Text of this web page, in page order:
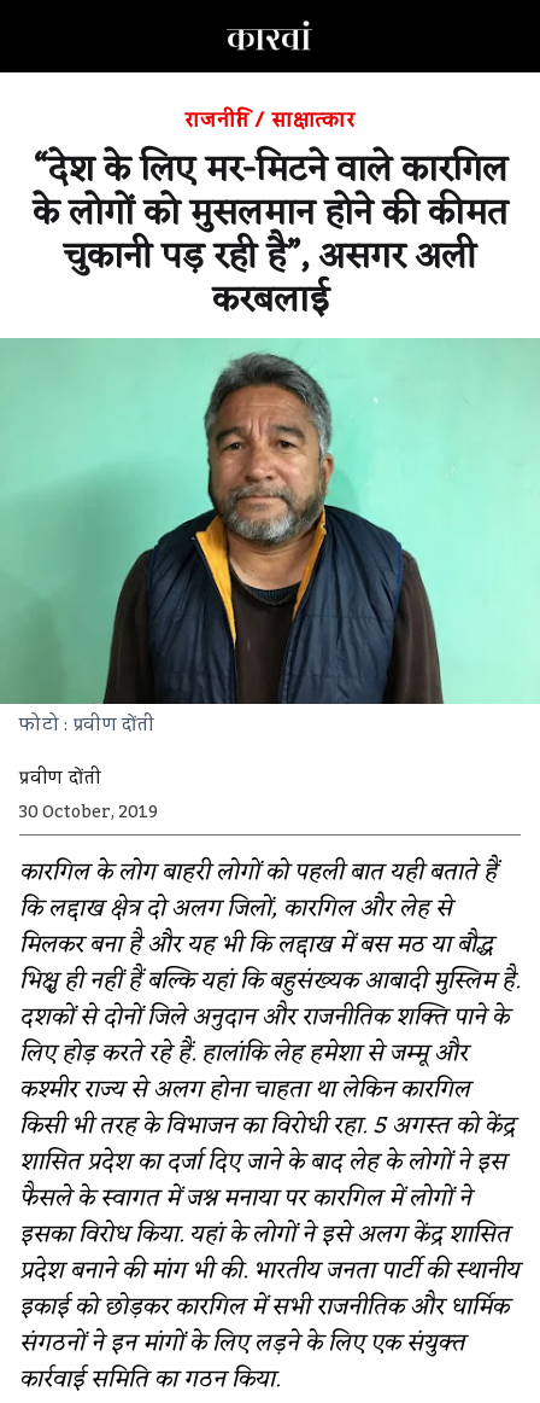
राजनीति/साक्षात्कार
“देश के लिए मर-मिटने वाले कारगिल
के लोगों को मुसलमान होने की कीमत
चुकानी पड़ रही है”, असगर अली
करबलाई
फोटो : प्रवीण दोंती
प्रवीण दोंती
30 October, 2019
कारगिल के लोग बाहरी लोगों को पहली बात यही बताते हैं
कि लद्दाख क्षेत्र दो अलग जिलों, कारगिल और लेह से
मिलकर बना है और यह भी कि लद्दाख में बस मठ या बौद्ध
भिक्षु ही नहीं हैं बल्कि यहां कि बहुसंख्यक आबादी मुस्लिम है.
दशकों से दोनों जिले अनुदान और राजनीतिक शक्ति पाने के
लिए होड़ करते रहे हैं. हालांकि लेह हमेशा से जम्मू और
कश्मीर राज्य से अलग होना चाहता था लेकिन कारगिल
किसी भी तरह के विभाजन का विरोधी रहा. 5 अगस्त को केंद्र
शासित प्रदेश का दर्जा दिए जाने के बाद लेह के लोगों ने इस
फैसले के स्वागत में जश्न मनाया पर कारगिल में लोगों ने
इसका विरोध किया. यहां के लोगों ने इसे अलग केंद्र शासित
प्रदेश बनाने की मांग भी की. भारतीय जनता पार्टी की स्थानीय
इकाई को छोड़कर कारगिल में सभी राजनीतिक और धार्मिक
संगठनों ने इन मांगों के लिए लड़ने के लिए एक संयुक्त
कार्रवाई समिति का गठन किया.